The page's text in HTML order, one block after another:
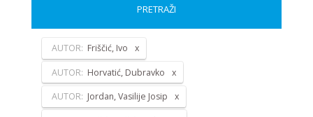
PRETRAŽI
AUTOR: Friščić, Ivo
AUTOR: Horvatić, Dubravko
AUTOR: Jordan, Vasilije Josip